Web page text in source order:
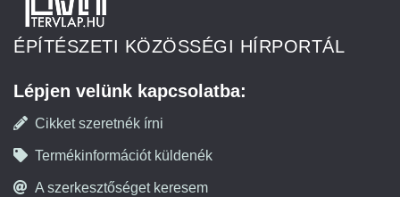
ÉPÍTÉSZETI KÖZÖSSÉGI HÍRPORTÁL
Lépjen velünk kapcsolatba:
Cikket szeretnék írni
Termékinformációt küldenék
A szerkesztőséget keresem